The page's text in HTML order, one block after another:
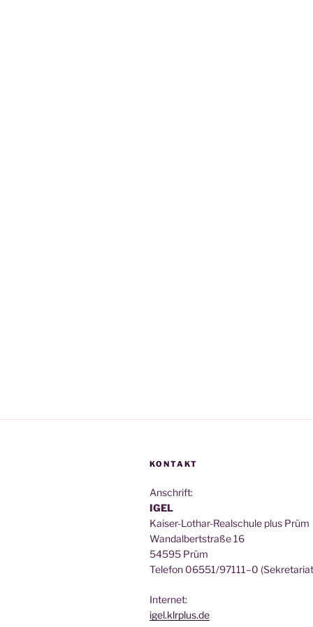
KONTAKT
Anschrift:
IGEL
Kai­ser-Lothar-Real­schu­le plus Prüm
Wan­dal­bert­stra­ße 16
54595 Prüm
Tele­fon 06551/97111–0
Inter­net:
igel.klrplus.de